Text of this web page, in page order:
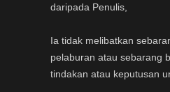
daripada Penulis,
Ia tidak melibatkan
pelaburan atau sebarang
tindakan atau keputusan